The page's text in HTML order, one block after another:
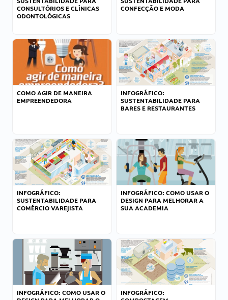
CONSULTÓRIOS E CLÍNICAS
ODONTOLÓGICAS
CONFECÇÃO E MODA
COMO AGIR DE MANEIRA
EMPREENDEDORA
INFOGRÁFICO:
SUSTENTABILIDADE PARA
BARES E RESTAURANTES
INFOGRÁFICO:
SUSTENTABILIDADE PARA
COMÉRCIO VAREJISTA
INFOGRÁFICO: COMO USAR O
DESIGN PARA MELHORAR A
SUA ACADEMIA
INFOGRÁFICO: COMO USAR O
INFOGRÁFICO: